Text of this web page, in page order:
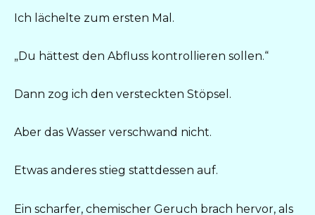
Ich lächelte zum ersten Mal.
„Du hättest den Abfluss kontrollieren sollen.“
Dann zog ich den versteckten Stöpsel.
Aber das Wasser verschwand nicht.
Etwas anderes stieg stattdessen auf.
Ein scharfer, chemischer Geruch brach hervor, als